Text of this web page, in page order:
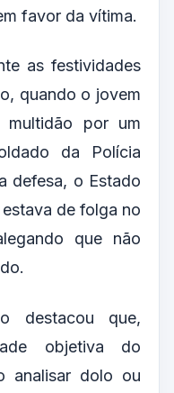
favor da vítima.
as festividades
quando o jovem
por um
da Polícia
defesa, o Estado
de folga no
que não
destacou que,
objetiva do
analisar dolo ou